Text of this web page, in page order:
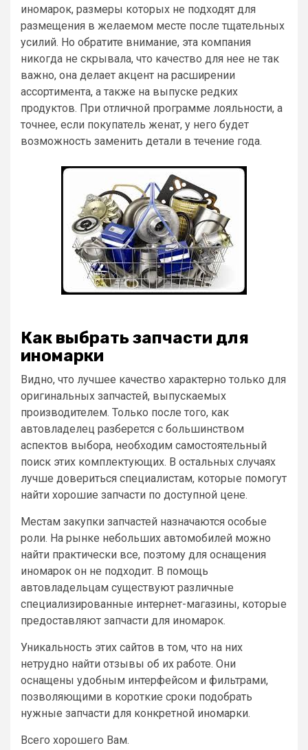
иномарок, размеры которых не подходят для
размещения в желаемом месте после тщательных
усилий. Но обратите внимание, эта компания
никогда не скрывала, что качество для нее не так
важно, она делает акцент на расширении
ассортимента, а также на выпуске редких
продуктов. При отличной программе лояльности, а
точнее, если покупатель женат, у него будет
возможность заменить детали в течение года.
Как выбрать запчасти для
иномарки
Видно, что лучшее качество характерно только для
оригинальных запчастей, выпускаемых
производителем. Только после того, как
автовладелец разберется с большинством
аспектов выбора, необходим самостоятельный
поиск этих комплектующих. В остальных случаях
лучше довериться специалистам, которые помогут
найти хорошие запчасти по доступной цене.
Местам закупки запчастей назначаются особые
роли. На рынке небольших автомобилей можно
найти практически все, поэтому для оснащения
иномарок он не подходит. В помощь
автовладельцам существуют различные
специализированные интернет-магазины, которые
предоставляют запчасти для иномарок.
Уникальность этих сайтов в том, что на них
нетрудно найти отзывы об их работе. Они
оснащены удобным интерфейсом и фильтрами,
позволяющими в короткие сроки подобрать
нужные запчасти для конкретной иномарки.
Всего хорошего Вам.